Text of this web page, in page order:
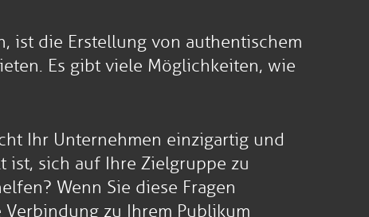
ist die Erstellung von authentischem
Es gibt viele Möglichkeiten, wie
Ihr Unternehmen einzigartig und
ist, sich auf Ihre Zielgruppe zu
Wenn Sie diese Fragen
zu Ihrem Publikum